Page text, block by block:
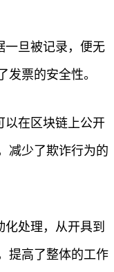
一旦被记录，便无
发票的安全性。
以在区块链上公开
减少了欺诈行为的
化处理，从开具到
提高了整体的工作